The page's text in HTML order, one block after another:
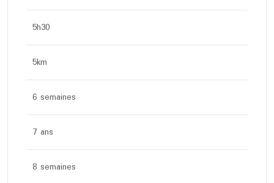
5h30
5km
6 semaines
7 ans
8 semaines